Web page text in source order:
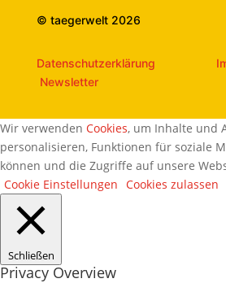
© taegerwelt 2026
Datenschutzerklärung
Newsletter
Wir verwenden Cookies, um Inhalte und
personalisieren, Funktionen für soziale
können und die Zugriffe auf unsere
Cookie Einstellungen Cookies zulassen
Schließen
Privacy Overview